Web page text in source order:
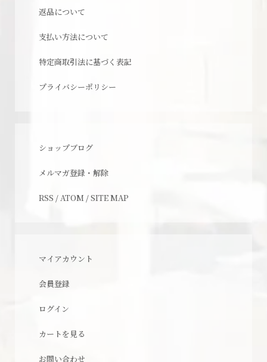
返品について
支払い方法について
特定商取引法に基づく表記
プライバシーポリシー
ショップブログ
メルマガ登録・解除
RSS / ATOM /SITE MAP
マイアカウント
会員登録
ログイン
カートを見る
お問い合わせ